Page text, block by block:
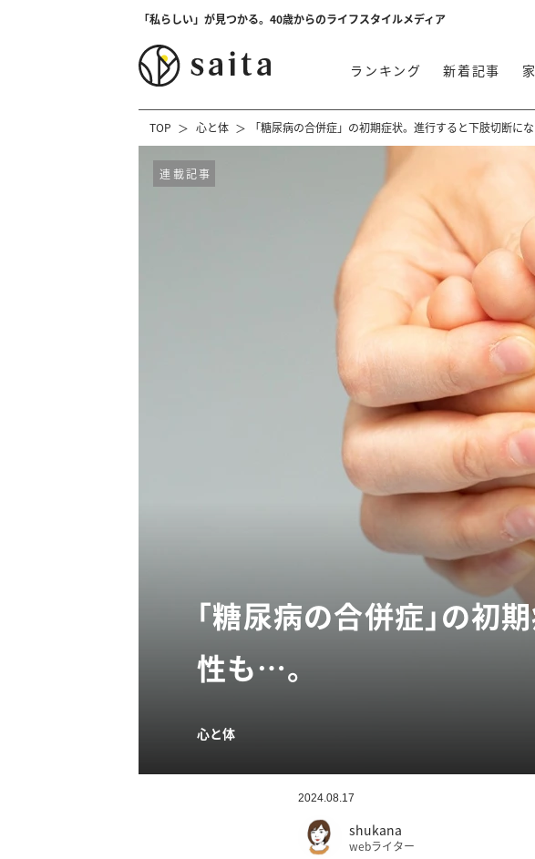
「私らしい」が見つかる。40歳からのライフスタイルメディア
ランキング 新着記事
TOP 心と体 「糖尿病の合併症」の初期症状。進行すると下肢切断に
連載記事
「糖尿病の合併症」の初
性も…。
心と体
2024.08.17
shukana
webライター